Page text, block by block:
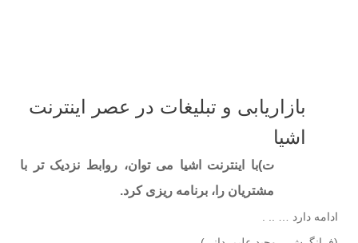
بازاریابی و تبلیغات در عصر اینترنت
اشیا
ت)با اینترنت اشیا می توان، روابط نزدیک تر با
مشتریان را، برنامه ریزی کرد.
ادامه دارد … .. .